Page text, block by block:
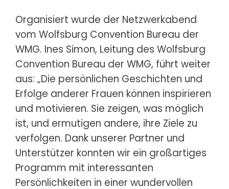
Organisiert wurde der Netzwerkabend
vom Wolfsburg Convention Bureau der
WMG. Ines Simon, Leitung des Wolfsburg
Convention Bureau der WMG, führt weiter
aus: „Die persönlichen Geschichten und
Erfolge anderer Frauen können inspirieren
und motivieren. Sie zeigen, was möglich
ist, und ermutigen andere, ihre Ziele zu
verfolgen. Dank unserer Partner und
Unterstützer konnten wir ein großartiges
Programm mit interessanten
Persönlichkeiten in einer wundervollen